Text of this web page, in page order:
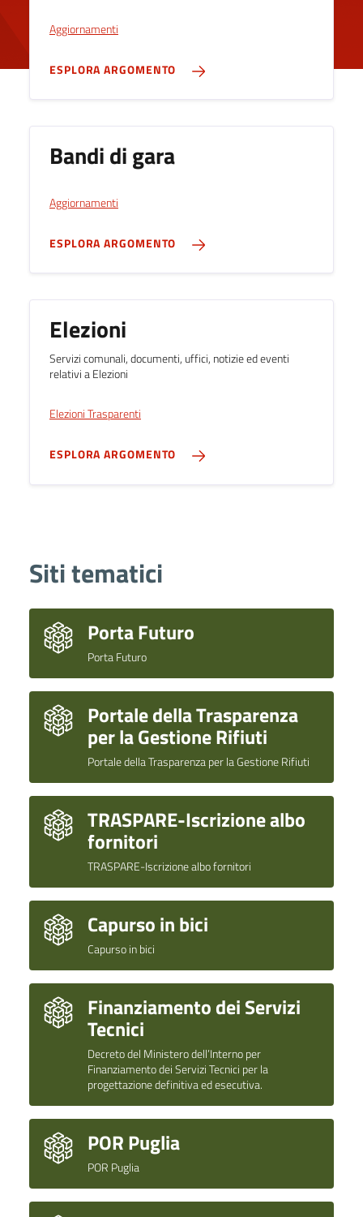
Aggiornamenti
ESPLORA ARGOMENTO
Bandi di gara
Aggiornamenti
ESPLORA ARGOMENTO
Elezioni
Servizi comunali, documenti, uffici, notizie ed eventi
relativi a Elezioni
Elezioni Trasparenti
ESPLORA ARGOMENTO
Siti tematici
Porta Futuro
Porta Futuro
Portale della Trasparenza
per la Gestione Rifiuti
Portale della Trasparenza per la Gestione Rifiuti
TRASPARE-Iscrizione albo
fornitori
TRASPARE-Iscrizione albo fornitori
Capurso in bici
Capurso in bici
Finanziamento dei Servizi
Tecnici
Decreto del Ministero dell’Interno per
Finanziamento dei Servizi Tecnici per la
progettazione definitiva ed esecutiva.
POR Puglia
POR Puglia